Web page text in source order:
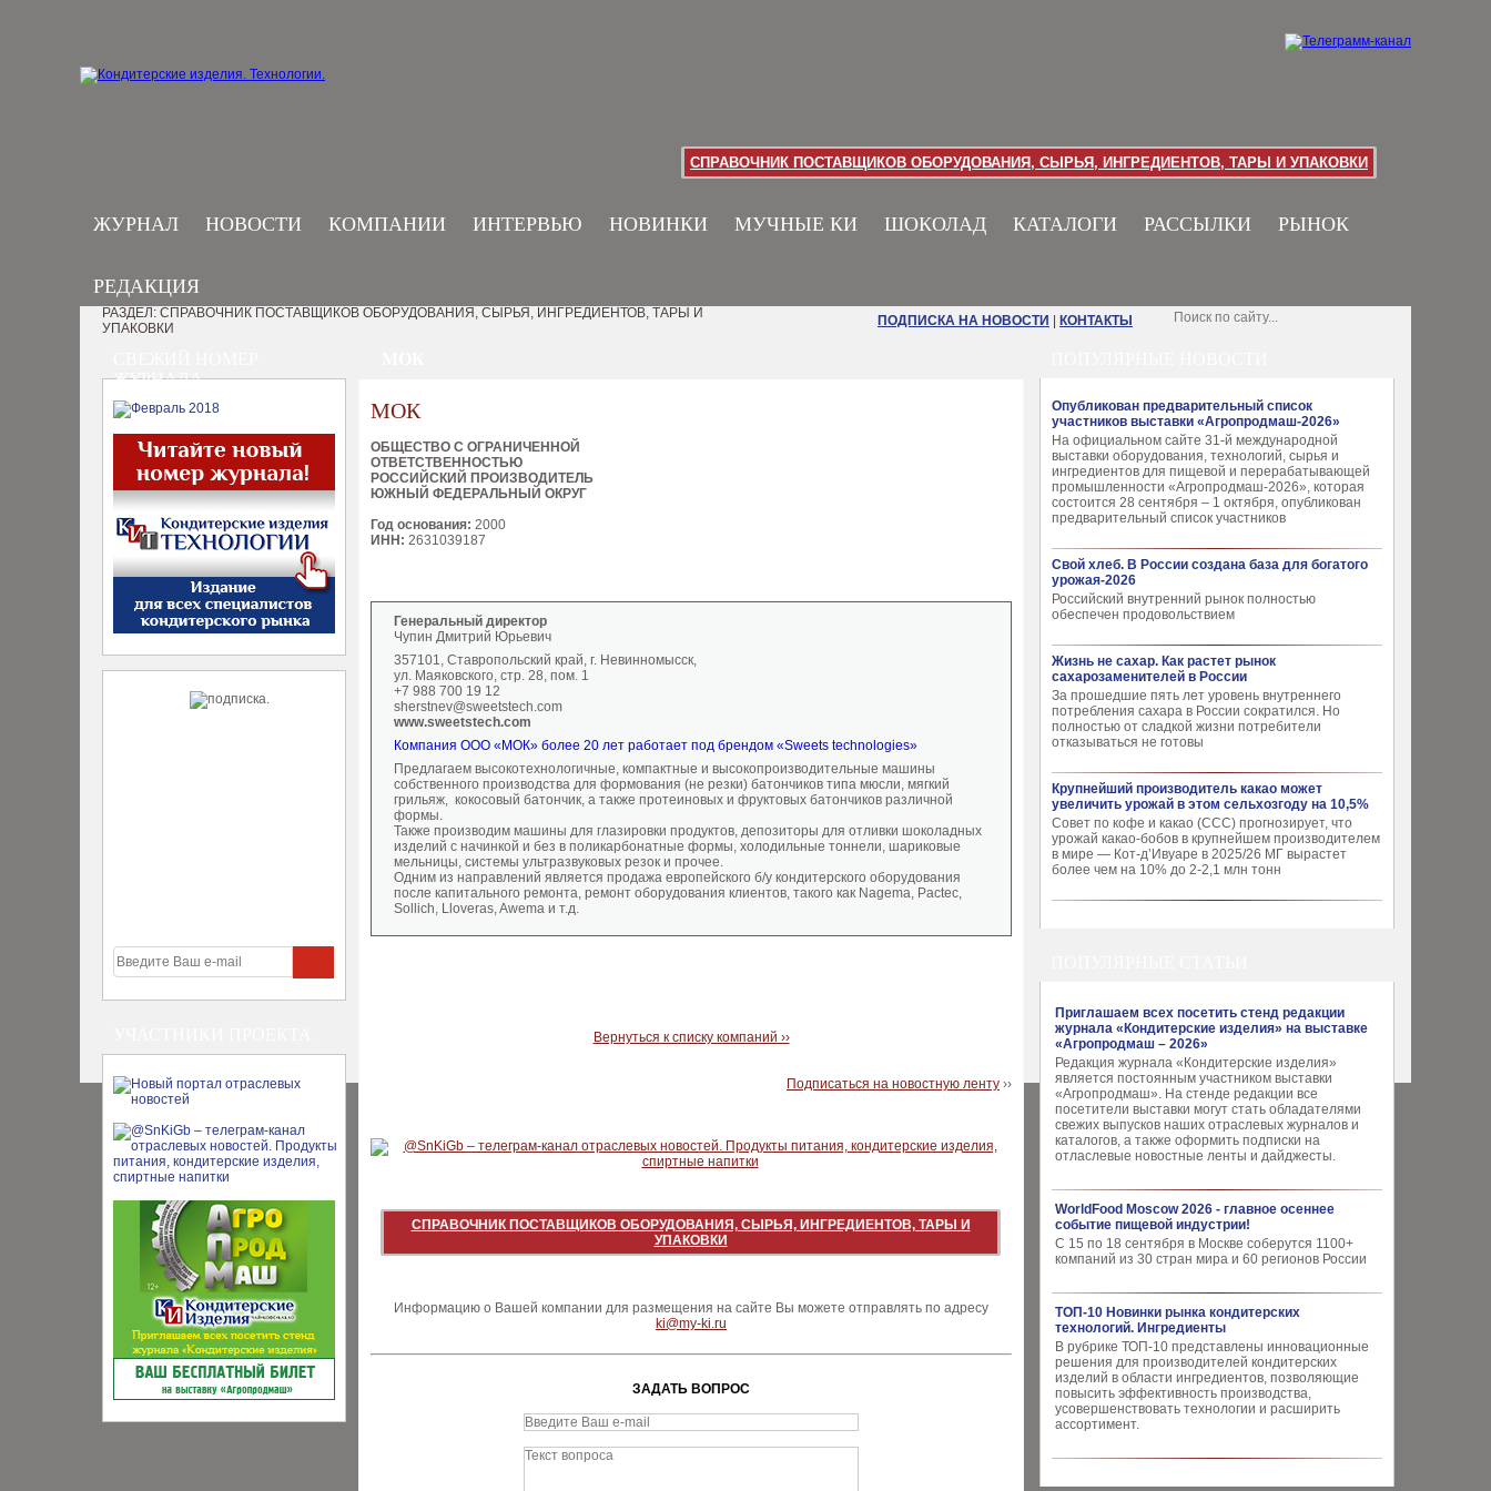
СПРАВОЧНИК ПОСТАВЩИКОВ ОБОРУДОВАНИЯ, СЫРЬЯ, ИНГРЕДИЕНТОВ, ТАРЫ И УПАКОВКИ
ЖУРНАЛ НОВОСТИ КОМПАНИИ ИНТЕРВЬЮ НОВИНКИ МУЧНЫЕ КИ ШОКОЛАД КАТАЛОГИ РАССЫЛКИ РЫНОК
РЕДАКЦИЯ
ЖУРНАЛА
Опубликован предварительный список
участников выставки «Агропродмаш-2026»
На официальном сайте 31-й международной
выставки оборудования, технологий, сырья и
ингредиентов для пищевой и перерабатывающей
промышленности «Агропродмаш-2026», которая
состоится 28 сентября – 1 октября, опубликован
предварительный список участников
Свой хлеб. В России создана база для богатого
урожая-2026
Российский внутренний рынок полностью
обеспечен продовольствием
Жизнь не сахар. Как растет рынок
сахарозаменителей в России
За прошедшие пять лет уровень внутреннего
потребления сахара в России сократился. Но
полностью от сладкой жизни потребители
отказываться не готовы
Крупнейший производитель какао может
увеличить урожай в этом сельхозгоду на 10,5%
Совет по кофе и какао (CCC) прогнозирует, что
урожай какао-бобов в крупнейшем производителем
в мире — Кот-д’Ивуаре в 2025/26 МГ вырастет
более чем на 10% до 2-2,1 млн тонн
Приглашаем всех посетить стенд редакции
журнала «Кондитерские изделия» на выставке
«Агропродмаш – 2026»
Редакция журнала «Кондитерские изделия»
является постоянным участником выставки
«Агропродмаш». На стенде редакции все
посетители выставки могут стать обладателями
свежих выпусков наших отраслевых журналов и
каталогов, а также оформить подписки на
отласлевые новостные ленты и дайджесты.
WorldFood Moscow 2026 - главное осеннее
событие пищевой индустрии!
С 15 по 18 сентября в Москве соберутся 1100+
компаний из 30 стран мира и 60 регионов России
ТОП-10 Новинки рынка кондитерских
технологий. Ингредиенты
В рубрике ТОП-10 представлены инновационные
решения для производителей кондитерских
изделий в области ингредиентов, позволяющие
повысить эффективность производства,
усовершенствовать технологии и расширить
ассортимент.
РАЗДЕЛ: СПРАВОЧНИК ПОСТАВЩИКОВ ОБОРУДОВАНИЯ, СЫРЬЯ, ИНГРЕДИЕНТОВ, ТАРЫ И
УПАКОВКИ
ПОДПИСКА НА НОВОСТИ КОНТАКТЫ
МОК
ОБЩЕСТВО С ОГРАНИЧЕННОЙ
ОТВЕТСТВЕННОСТЬЮ
РОССИЙСКИЙ ПРОИЗВОДИТЕЛЬ
ЮЖНЫЙ ФЕДЕРАЛЬНЫЙ ОКРУГ
Год основания: 2000
ИНН: 2631039187
Генеральный директор
Чупин Дмитрий Юрьевич
357101, Ставропольский край, г. Невинномысск,
ул. Маяковского, стр. 28, пом. 1
+7 988 700 19 12
sherstnev@sweetstech.com
www.sweetstech.com
Компания ООО «МОК» более 20 лет работает под брендом «Sweets technologies»
Предлагаем высокотехнологичные, компактные и высокопроизводительные машины
собственного производства для формования (не резки) батончиков типа мюсли, мягкий
грильяж, кокосовый батончик, а также протеиновых и фруктовых батончиков различной
формы.
Также производим машины для глазировки продуктов, депозиторы для отливки шоколадных
изделий с начинкой и без в поликарбонатные формы, холодильные тоннели, шариковые
мельницы, системы ультразвуковых резок и прочее.
Одним из направлений является продажа европейского б/у кондитерского оборудования
после капитального ремонта, ремонт оборудования клиентов, такого как Nagema, Pactec,
Sollich, Lloveras, Awema и т.д.
Вернуться к списку компаний ››
Подписаться на новостную ленту ››
СПРАВОЧНИК ПОСТАВЩИКОВ ОБОРУДОВАНИЯ, СЫРЬЯ, ИНГРЕДИЕНТОВ, ТАРЫ И
УПАКОВКИ
Информацию о Вашей компании для размещения на сайте Вы можете отправлять по адресу
ki@my-ki.ru
ЗАДАТЬ ВОПРОС